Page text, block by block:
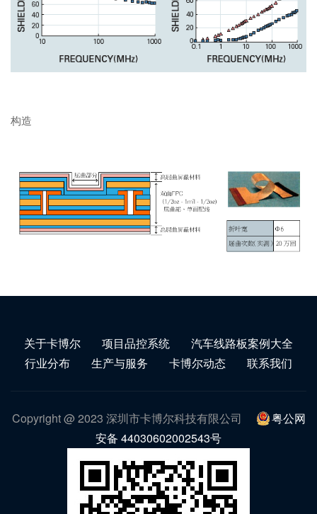
构造
关于卡博尔 项目品控系统
汽车线路板案例大全
行业分布
生产与服务 卡博尔动态 联系我们
Copyright @ 2023 深圳市卡博尔科技有限公司
粤公网
安备 44030602002543号